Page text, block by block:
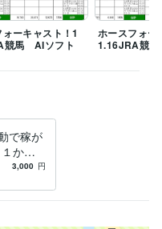
ーキャスト！1
競馬 AIソフト
ホースフォー
1.16JRA競
で稼が
か月
3,000 円